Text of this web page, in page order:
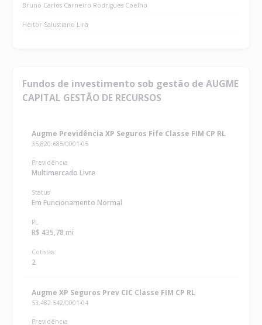
Bruno Carlos Carneiro Rodrigues Coelho
Heitor Salustiano Lira
Fundos de investimento sob gestão de AUGME
CAPITAL GESTÃO DE RECURSOS
Augme Previdência XP Seguros Fife Classe FIM CP RL
35.820.685/0001-05
Previdência
Multimercado Livre
Status
Em Funcionamento Normal
PL
R$ 435,78 mi
Cotistas
2
Augme XP Seguros Prev CIC Classe FIM CP RL
53.482.542/0001-04
Previdência